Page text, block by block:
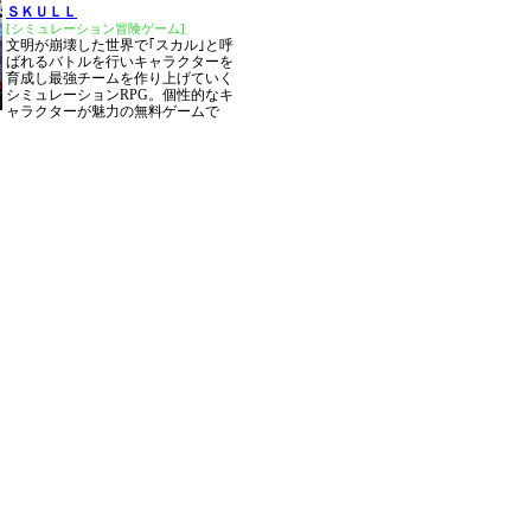
ＳＫＵＬＬ
[シミュレーション冒険ゲーム]
文明が崩壊した世界で｢スカル｣と呼
ばれるバトルを行いキャラクターを
育成し最強チームを作り上げていく
シミュレーションRPG。個性的なキ
ャラクターが魅力の無料ゲームで